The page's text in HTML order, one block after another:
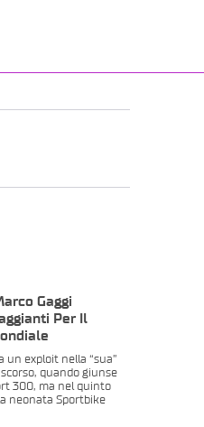
Gaggi
Per Il
un exploit nella “sua”
quando giunse
300, ma nel quinto
neonata Sportbike